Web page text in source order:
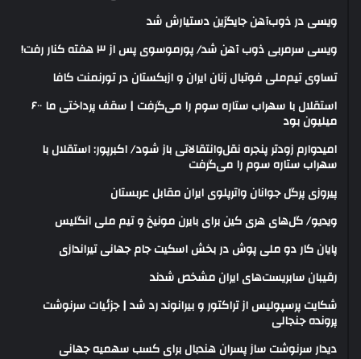
ویسی در ذوب‌آهن جایگزین دستیارش شد
ویسی سرمربی ذوب آهن شد/ پورموسوی پس از ۳ هفته کنار رفت!
تساوی تیم‌ملی فوتبال زنان ایران و ازبکستان در تورنمنت کافا
استقلال با سهراب ستاره سوم را می‌گرفت | سقف پرداختی ما ۶۰۰
میلیون بود
امیدوارم زودتر پنجره نقل‌وانتقالاتی باز شود/ اکبرپور: استقلال با
سهراب ستاره سوم را می‌گرفت
پیروزی پرگل جوانان واترپلوی ایران مقابل عربستان
ویدیو/ گل‌های هری‌ کین برای بایرن مونیخ و تیم ملی انگلیس
پایان کار دو ملی پوش در بخش اسکیت جام جهانی تیراندازی
رقیبان سابریست‌های ایران مشخص شدند
شکایت پرسپولیس از تراکتور و بیرانوند رد شد | جزئیات سرنوشت
پرونده جنجالی
دیدار سرنوشت ساز پسران هندبال برای کسب سهمیه جهانی